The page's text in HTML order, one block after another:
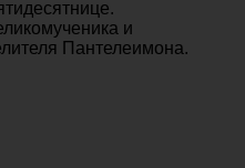
и
Пантелеимона.